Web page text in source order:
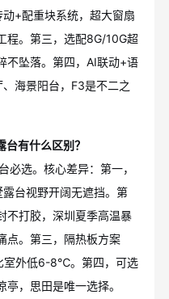
+配重块系统，超大窗扇
程。第三，选配8G/10G超
不坠落。第四，AI联动+语
海景阳台，F3是不二之
有什么区别？
必选。核心差异：第一，
台视野开阔无遮挡。第
打胶，深圳夏季高温暴
点。第三，隔热板方案
外低6-8℃。第四，可选
，思田是唯一选择。